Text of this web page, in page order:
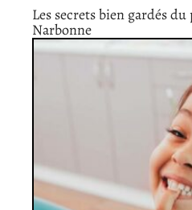
Les secrets bien gardés
Narbonne